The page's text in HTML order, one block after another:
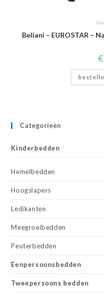
Beliani – EUROSTAR –
€
Categorieën
Kinderbedden
Hemelbedden
Hoogslapers
Ledikanten
Meegroeibedden
Peuterbedden
Eenpersoonsbedden
Tweepersoons bedden